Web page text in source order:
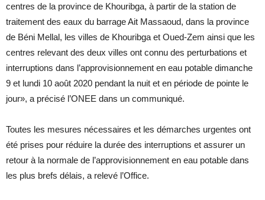
centres de la province de Khouribga, à partir de la station de
traitement des eaux du barrage Ait Massaoud, dans la province
de Béni Mellal, les villes de Khouribga et Oued-Zem ainsi que les
centres relevant des deux villes ont connu des perturbations et
interruptions dans l’approvisionnement en eau potable dimanche
9 et lundi 10 août 2020 pendant la nuit et en période de pointe le
jour», a précisé l’ONEE dans un communiqué.
Toutes les mesures nécessaires et les démarches urgentes ont
été prises pour réduire la durée des interruptions et assurer un
retour à la normale de l’approvisionnement en eau potable dans
les plus brefs délais, a relevé l’Office.